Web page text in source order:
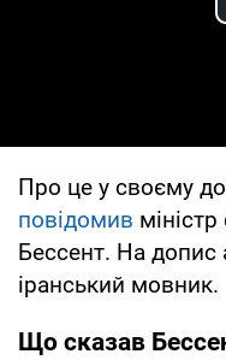
Про це у своєму
повідомив
Бессент. На допис
іранський мовник.
Що сказав